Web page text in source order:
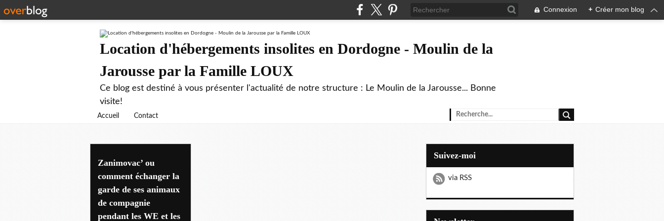
Connexion + Créer mon blog
Location d'hébergements insolites en Dordogne - Moulin de la
Jarousse par la Famille LOUX
Ce blog est destiné à vous présenter l'actualité de notre structure : Le Moulin de la Jarousse... Bonne
visite!
Accueil Contact
Zanimovac’ ou
comment échanger la
garde de ses animaux
de compagnie
pendant les WE et les
Suivez-moi
via RSS